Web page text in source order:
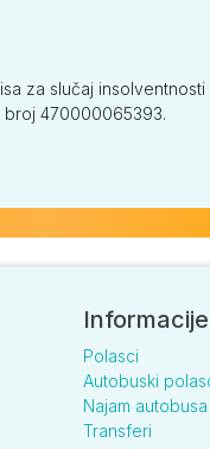
za slučaj
broj 470000065393.
Informacije
Polasci
Autobuski
Najam autobusa
Transferi